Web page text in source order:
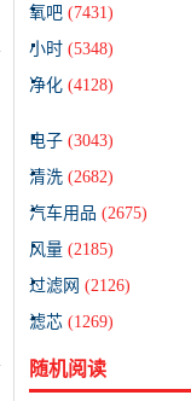
氧吧 (7431)
小时 (5348)
净化 (4128)
电子 (3043)
清洗 (2682)
汽车用品 (2675)
风量 (2185)
过滤网 (2126)
滤芯 (1269)
随机阅读